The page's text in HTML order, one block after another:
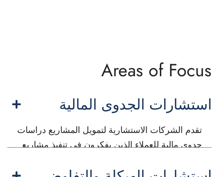
Areas of Focus
استشارات الجدوى المالية
تقدم الشركات الاستشارية لتمويل المشاريع دراسات
جدوى مالية للعملاء الذين يفكرون في تنفيذ مشاريع
للمشروع من خلال تحليل التوقعات المالية والتدفقات